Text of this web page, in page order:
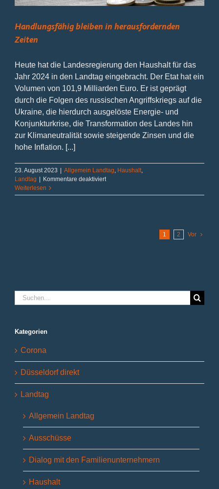
Handlungsfähig bleiben in herausfordernden
Zeiten
Heute hat die Landesregierung den Haushalt für das
Jahr 2024 in den Landtag eingebracht. Der Etat hat ein
Volumen von 101,9 Milliarden Euro. Er ist geprägt
durch die Folgen des russischen Angriffskriegs auf die
Ukraine, die hierdurch ausgelöste Energie- und
Konjunkturkrise, die Transformation des Landes hin
zur Klimaneutralität sowie steigende Zinsen und die
hohe Inflation. [...]
23. August 2023 | Allgemein Landtag Haushalt
Landtag | Kommentare deaktiviertfür
bleiben
Weiterlesen
1 2 Vor
Suche
nach:
Kategorien
Corona
Düsseldorf direkt
Landtag
Allgemein Landtag
Ausschüsse
Dialog mit den Familienunternehmern
Haushalt